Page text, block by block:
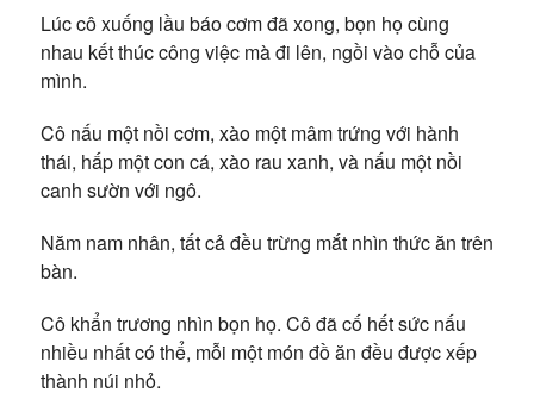
Lúc cô xuống lầu báo cơm đã xong, bọn họ cùng
nhau kết thúc công việc mà đi lên, ngồi vào chỗ của
mình.
Cô nấu một nồi cơm, xào một mâm trứng với hành
thái, hấp một con cá, xào rau xanh, và nấu một nồi
canh sườn với ngô.
Năm nam nhân, tất cả đều trừng mắt nhìn thức ăn trên
bàn.
Cô khẩn trương nhìn bọn họ. Cô đã cố hết sức nấu
nhiều nhất có thể, mỗi một món đồ ăn đều được xếp
thành núi nhỏ.